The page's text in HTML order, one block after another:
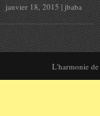
janvier 18, 2015 | jbaba
L'harmonie